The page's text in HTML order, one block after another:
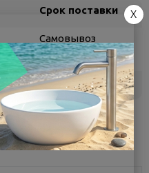
Срок поставки
Самовывоз
сегодня
3 - 7 дней
X